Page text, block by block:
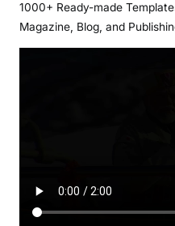
1000+ Ready-made
Magazine, Blog, and